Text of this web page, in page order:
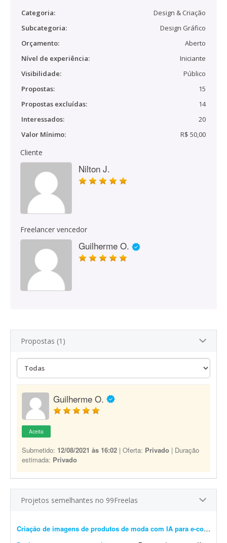
Categoria:
Design & Criação
Subcategoria:
Design Gráfico
Orçamento:
Aberto
Nível de experiência:
Iniciante
Visibilidade:
Público
Propostas:
15
Propostas excluídas:
14
Interessados:
20
Valor Mínimo:
R$ 50,00
Cliente
Nilton J.
Freelancer vencedor
Guilherme O.
Propostas (1)
Guilherme O.
Aceita
Submetido: 12/08/2021 às 16:02 | Oferta: Privado | Duração
estimada: Privado
Projetos semelhantes no 99Freelas
Criação de imagens de produtos de moda com IA para e-commerce